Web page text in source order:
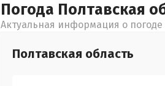
Погода Полтавская
Актуальная информация о
Полтавская область